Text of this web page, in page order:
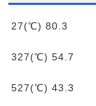
27(℃) 80.3
327(℃) 54.7
527(℃) 43.3